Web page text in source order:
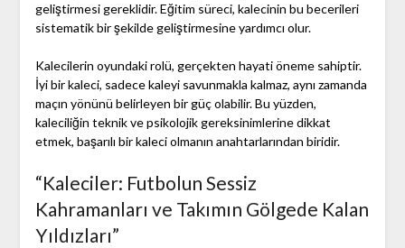
geliştirmesi gereklidir. Eğitim süreci, kalecinin bu becerileri
sistematik bir şekilde geliştirmesine yardımcı olur.
Kalecilerin oyundaki rolü, gerçekten hayati öneme sahiptir.
İyi bir kaleci, sadece kaleyi savunmakla kalmaz, aynı zamanda
maçın yönünü belirleyen bir güç olabilir. Bu yüzden,
kaleciliğin teknik ve psikolojik gereksinimlerine dikkat
etmek, başarılı bir kaleci olmanın anahtarlarından biridir.
“Kaleciler: Futbolun Sessiz
Kahramanları ve Takımın Gölgede Kalan
Yıldızları”